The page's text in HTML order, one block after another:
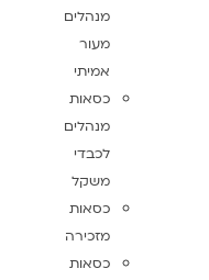
מנהלים
מעור
אמיתי
כסאות
מנהלים
לכבדי
משקל
כסאות
מזכירה
כסאות